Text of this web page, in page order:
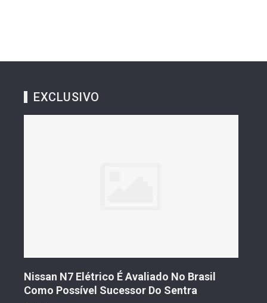
EXCLUSIVO
Nissan N7 Elétrico É Avaliado No Brasil
Como Possível Sucessor Do Sentra